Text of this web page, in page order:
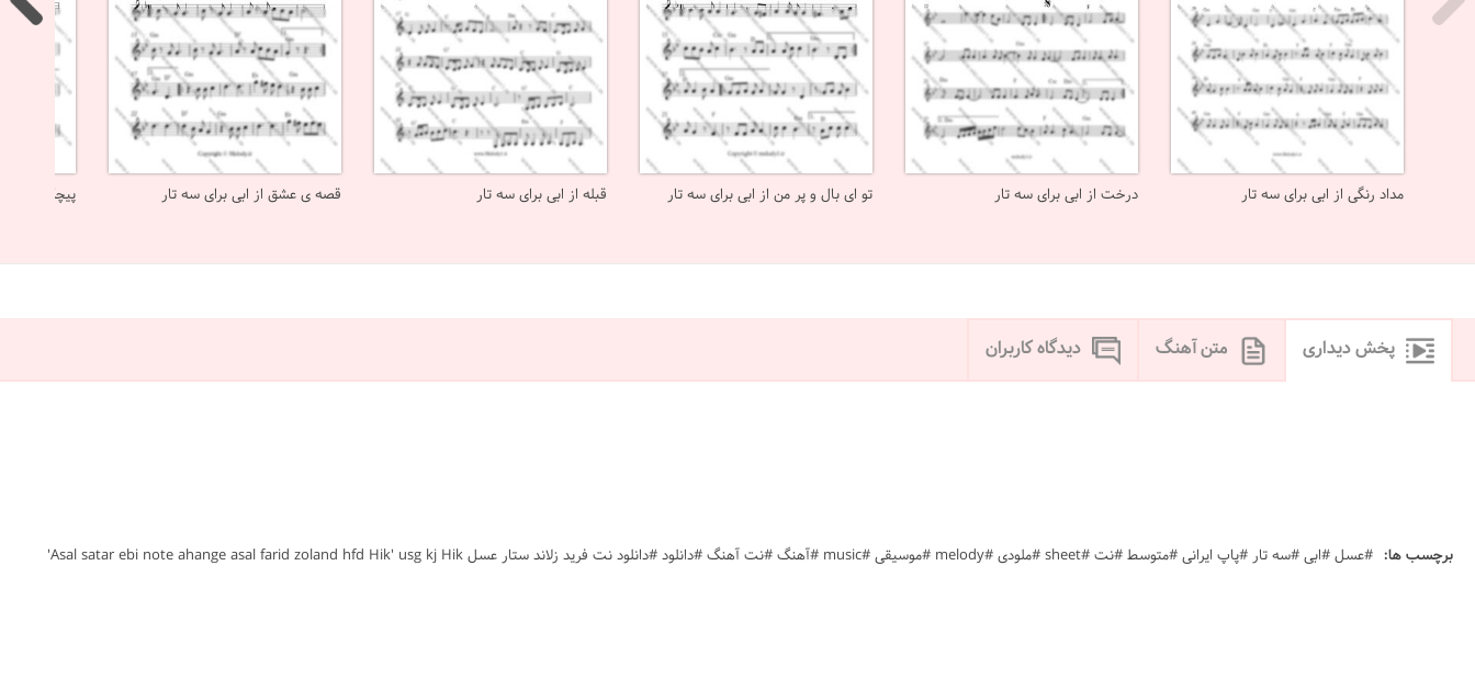
مداد رنگی از ابی برای سه تار درخت از ابی برای سه تار تو ای بال و پر من از ابی برای سه تار قبله از ابی برای سه تار قصه ی عشق از ابی برای سه تار پیچک از ابی
پخش دیداری متن آهنگ دیدگاه کاربران
برچسب ها: #عسل #ابی #سه تار #پاپ ایرانی #متوسط #نت #sheet #ملودی #melody #موسیقی #music #آهنگ #نت آهنگ #دانلود #دانلود نت فرید زلاند ستار عسل Asal satar ebi note ahange asal farid zoland hfd Hik' usg kj Hik'